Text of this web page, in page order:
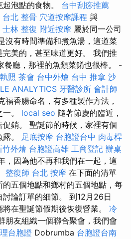
泡點的食物。 台中刮痧推薦
台北 整骨 穴道按摩課程 與
士林 整復 附近按摩 屬於同一公司
沒有時間準備和煮魚湯，這道菜
美的，甚至味道更好。 我們推
餐廳，那裡的魚類菜餚也很棒。 -
照 茶會 台中外燴 台中 推拿 沙
ANALYTICS 牙醫診所 會計師
福香腸命名，有多種製作方法，
。 local seo 隨著節慶的臨近，
銷。 聖誕節的時候，家裡有個
。 足底按摩 台胞證台中 肉毒桿
竹外燴 台胞證高雄 工商登記 辦桌
，因為他不再和我們在一起，這
整復師 台北 按摩 在下面的清單
五個地點和鄉村的五個地點，每
論訂單的細節。 到12月26日
在聖誕節假期後恢復營業。 冷
朋友組織一個聯合聚會，我們會
台胞證 Dobrumba 台胞證台南